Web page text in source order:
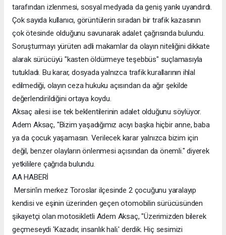
tarafından izlenmesi, sosyal medyada da geniş yankı uyandırdı.
Çok sayıda kullanıcı, görüntülerin sıradan bir trafik kazasının
çok ötesinde olduğunu savunarak adalet çağrısında bulundu.
Soruşturmayı yürüten adli makamlar da olayın niteliğini dikkate
alarak sürücüyü "kasten öldürmeye teşebbüs" suçlamasıyla
tutukladı. Bu karar, dosyada yalnızca trafik kurallarının ihlal
edilmediği, olayın ceza hukuku açısından da ağır şekilde
değerlendirildiğini ortaya koydu.
Aksaç ailesi ise tek beklentilerinin adalet olduğunu söylüyor.
Adem Aksaç, "Bizim yaşadığımız acıyı başka hiçbir anne, baba
ya da çocuk yaşamasın. Verilecek karar yalnızca bizim için
değil, benzer olayların önlenmesi açısından da önemli." diyerek
yetkililere çağrıda bulundu.
AA HABERİ
Mersin'in merkez Toroslar ilçesinde 2 çocuğunu yaralayıp
kendisi ve eşinin üzerinden geçen otomobilin sürücüsünden
şikayetçi olan motosikletli Adem Aksaç, "Üzerimizden bilerek
geçmeseydi 'Kazadır, insanlık hali.' derdik. Hiç sesimizi